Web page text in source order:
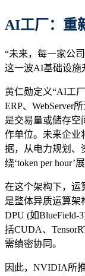
AI工厂：重
“未来，每一家公
这一波AI基础设施
黄仁勋定义“AI工
ERP、WebServer
是交易量或储存
作单位。未来企业
据，从电力规划、
绕‘token per hour’展
在这个架构下，运
是整体异质运算架
DPU (如BlueField-
括CUDA、
需缜密协同。
因此，NVIDIA所